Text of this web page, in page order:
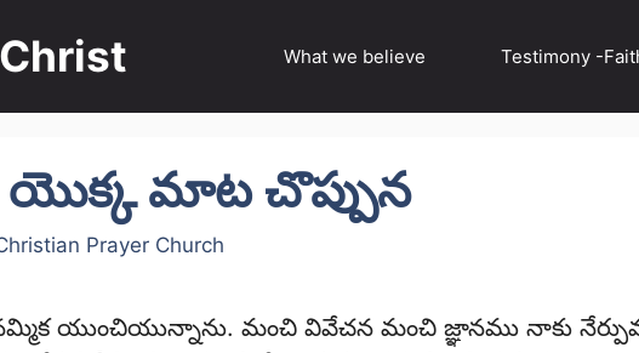
What we believe Testimony -
మాట చొప్పున
Prayer Church
యుంచియున్నాను. మంచి వివేచన మంచి జ్ఞానము నాకు